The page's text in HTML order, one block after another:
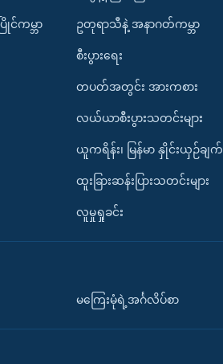
င်ကမ္ဘာ ဥတုရာသီနဲ့ အနာဂတ်ကမ္ဘာ
စီးပွားရေး
တပတ်အတွင်း အားကစား
လယ်ယာစီးပွားသတင်းများ
ယူကရိန်း၊ မြန်မာ နှိုင်းယှဉ်ချက်
ထူးခြားဆန်းပြားသတင်းများ
လူမှုရှုခင်း
မကြေးမုံရဲ့အင်္ဂလိပ်စာ